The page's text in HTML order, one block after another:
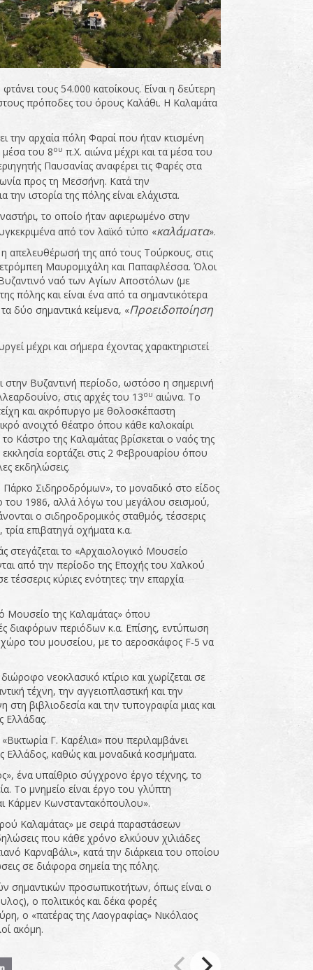
τους 54.000 κατοίκους. Είναι η δεύτερη
πρόποδες του όρους Καλάθι. Η Καλαμάτα
την αρχαία πόλη Φαραί που ήταν κτισμένη
μέσα του 8ου π.Χ. αιώνα μέχρι και τα μέσα του
Παυσανίας αναφέρει τις Φαρές στα
προς τη Μεσσήνη. Κατά την
την ιστορία της πόλης είναι ελάχιστα.
το οποίο ήταν αφιερωμένο στην
από τον λαϊκό τύπο «καλάματα».
η απελευθέρωσή της από τους Τούρκους, στις
Μαυρομιχάλη και Παπαφλέσσα. Όλοι
ναό των Αγίων Αποστόλων (με
πόλης και είναι ένα από τα σημαντικότερα
δύο σημαντικά κείμενα, «Προειδοποίηση
μέχρι και σήμερα έχοντας χαρακτηριστεί
στην Βυζαντινή περίοδο, ωστόσο η σημερινή
στις αρχές του 13ου αιώνα. Το
και ακρόπυργο με θολοσκέπαστη
ανοιχτό θέατρο όπου κάθε καλοκαίρι
Κάστρο της Καλαμάτας βρίσκεται ο ναός της
εορτάζει στις 2 Φεβρουαρίου όπου
εκδηλώσεις.
Πάρκο Σιδηροδρόμων», το μοναδικό στο είδος
του 1986, αλλά λόγω του μεγάλου σεισμού,
ο σιδηροδρομικός σταθμός, τέσσερις
επιβατηγά οχήματα κ.α.
στεγάζεται το «Αρχαιολογικό Μουσείο
από την περίοδο της Εποχής του Χαλκού
κύριες ενότητες: την επαρχία
Μουσείο της Καλαμάτας» όπου
διαφόρων περιόδων κ.α. Επίσης, εντύπωση
του μουσείου, με το αεροσκάφος F-5 να
νεοκλασικό κτίριο και χωρίζεται σε
τέχνη, την αγγειοπλαστική και την
βιβλιοδεσία και την τυπογραφία μιας και
Ελλάδας.
Γ. Καρέλια» που περιλαμβάνει
Ελλάδος, καθώς και μοναδικά κοσμήματα.
ένα υπαίθριο σύγχρονο έργο τέχνης, το
Το μνημείο είναι έργο του γλύπτη
Κάρμεν Κωνσταντακόπουλου».
Καλαμάτας» με σειρά παραστάσεων
που κάθε χρόνο ελκύουν χιλιάδες
Καρναβάλι», κατά την διάρκεια του οποίου
σε διάφορα σημεία της πόλης.
σημαντικών προσωπικοτήτων, όπως είναι ο
ο πολιτικός και δέκα φορές
ο «πατέρας της Λαογραφίας» Νικόλαος
ακόμη.